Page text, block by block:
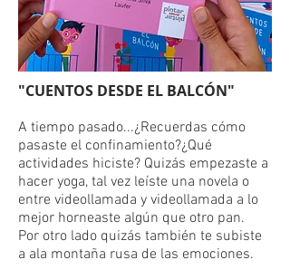
"CUENTOS DESDE EL BALCÓN"
A tiempo pasado...¿Recuerdas cómo
pasaste el confinamiento?¿Qué
actividades hiciste? Quizás empezaste a
hacer yoga, tal vez leíste una novela o
entre videollamada y videollamada a lo
mejor horneaste algún que otro pan.
Por otro lado quizás también te subiste
a ala montaña rusa de las emociones.